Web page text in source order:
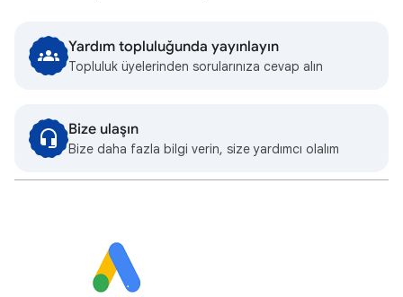
Yardım topluluğunda yayınlayın
Topluluk üyelerinden sorularınıza cevap alın
Bize ulaşın
Bize daha fazla bilgi verin, size yardımcı olalım